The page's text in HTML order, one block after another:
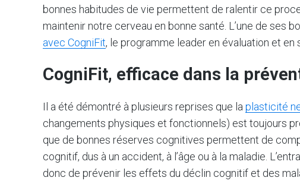
bonnes habitudes de vie permettent de ralentir ce
maintenir notre cerveau en bonne santé. L’une de ses
avec CogniFit, le programme leader en évaluation et
CogniFit, efficace dans la
Il a été démontré à plusieurs reprises que la plasticité
changements physiques et fonctionnels) est toujours
que de bonnes réserves cognitives permettent de
cognitif, dus à un accident, à l’âge ou à la maladie.
donc de prévenir les effets du déclin cognitif et des